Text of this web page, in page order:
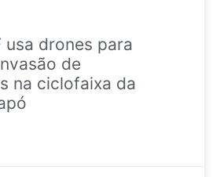
usa drones para
de
na ciclofaixa da